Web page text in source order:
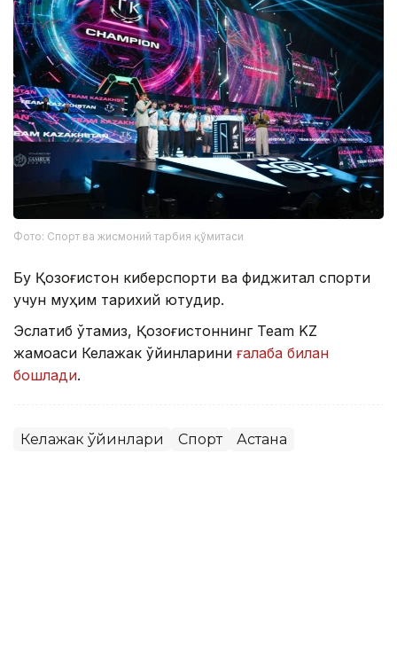
Фото: Спорт ва жисмоний тарбия қўмитаси
Бу Қозоғистон киберспорти ва фиджитал спорти
учун муҳим тарихий ютуқдир.
Эслатиб ўтамиз, Қозоғистоннинг Team KZ
жамоаси Келажак ўйинларини ғалаба билан
бошлади.
Келажак ўйинлари Спорт Астана